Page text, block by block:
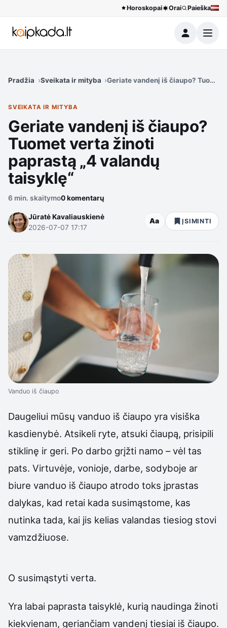
Horoskopai Orai Paieška
Meniu
Pradžia Sveikata ir mityba Geriate vandenį iš čiaupo?
SVEIKATA IR MITYBA
Geriate vandenį iš čiaupo?
Tuomet verta žinoti
paprastą „4 valandų
taisyklę“
6 min. skaitymo0 komentarų
Jūratė Kavaliauskienė
2026-07-07 17:17
Aa ĮSIMINTI
Vanduo iš čiaupo
Daugeliui mūsų vanduo iš čiaupo yra visiška
kasdienybė. Atsikeli ryte, atsuki čiaupą, prisipili
stiklinę ir geri. Po darbo grįžti namo – vėl tas
pats. Virtuvėje, vonioje, darbe, sodyboje ar
biure vanduo iš čiaupo atrodo toks įprastas
dalykas, kad retai kada susimąstome, kas
nutinka tada, kai jis kelias valandas tiesiog stovi
vamzdžiuose.
O susimąstyti verta.
Yra labai paprasta taisyklė, kurią naudinga žinoti
kiekvienam, geriančiam vandenį tiesiai iš čiaupo.